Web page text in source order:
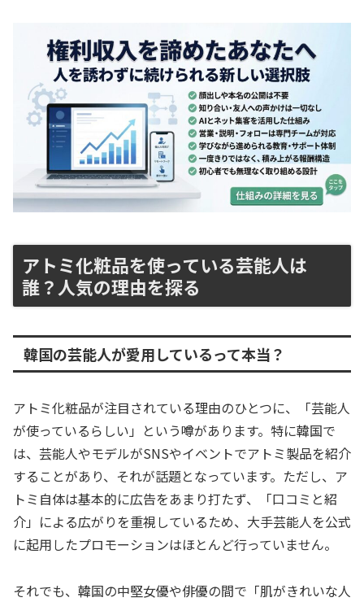
アトミ化粧品を使っている芸能人は
誰？人気の理由を探る
韓国の芸能人が愛用しているって本当？
アトミ化粧品が注目されている理由のひとつに、「芸能人
が使っているらしい」という噂があります。特に韓国で
は、芸能人やモデルがSNSやイベントでアトミ製品を紹介
することがあり、それが話題となっています。ただし、ア
トミ自体は基本的に広告をあまり打たず、「口コミと紹
介」による広がりを重視しているため、大手芸能人を公式
に起用したプロモーションはほとんど行っていません。
それでも、韓国の中堅女優や俳優の間で「肌がきれいな人